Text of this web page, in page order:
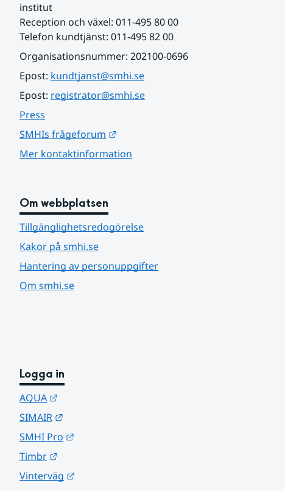
institut
Reception och växel: 011-495 80 00
Telefon kundtjänst: 011-495 82 00
Organisationsnummer: 202100-0696
Epost: kundtjanst@smhi.se
Epost: registrator@smhi.se
Press
SMHIs frågeforum
Mer kontaktinformation
Om webbplatsen
Tillgänglighetsredogörelse
Kakor på smhi.se
Hantering av personuppgifter
Om smhi.se
Logga in
AQUA
SIMAIR
SMHI Pro
Timbr
Vinterväg